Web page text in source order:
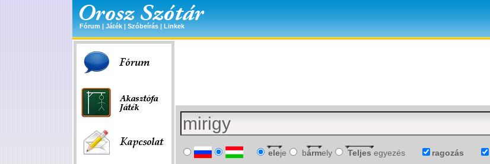
Fórum | Játék | Szóbeírás | Linkek
eleje bármely Teljes egyezés ragozás